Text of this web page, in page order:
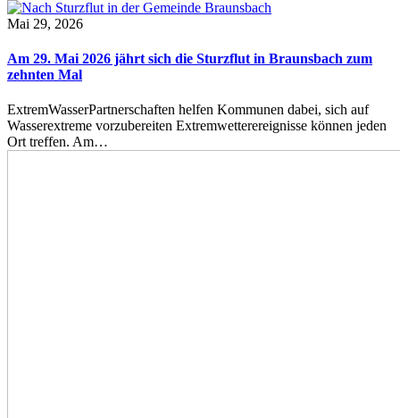
Mai 29, 2026
Am 29. Mai 2026 jährt sich die Sturzflut in Braunsbach zum
zehnten Mal
ExtremWasserPartnerschaften helfen Kommunen dabei, sich auf
Wasserextreme vorzubereiten Extremwetterereignisse können jeden
Ort treffen. Am…